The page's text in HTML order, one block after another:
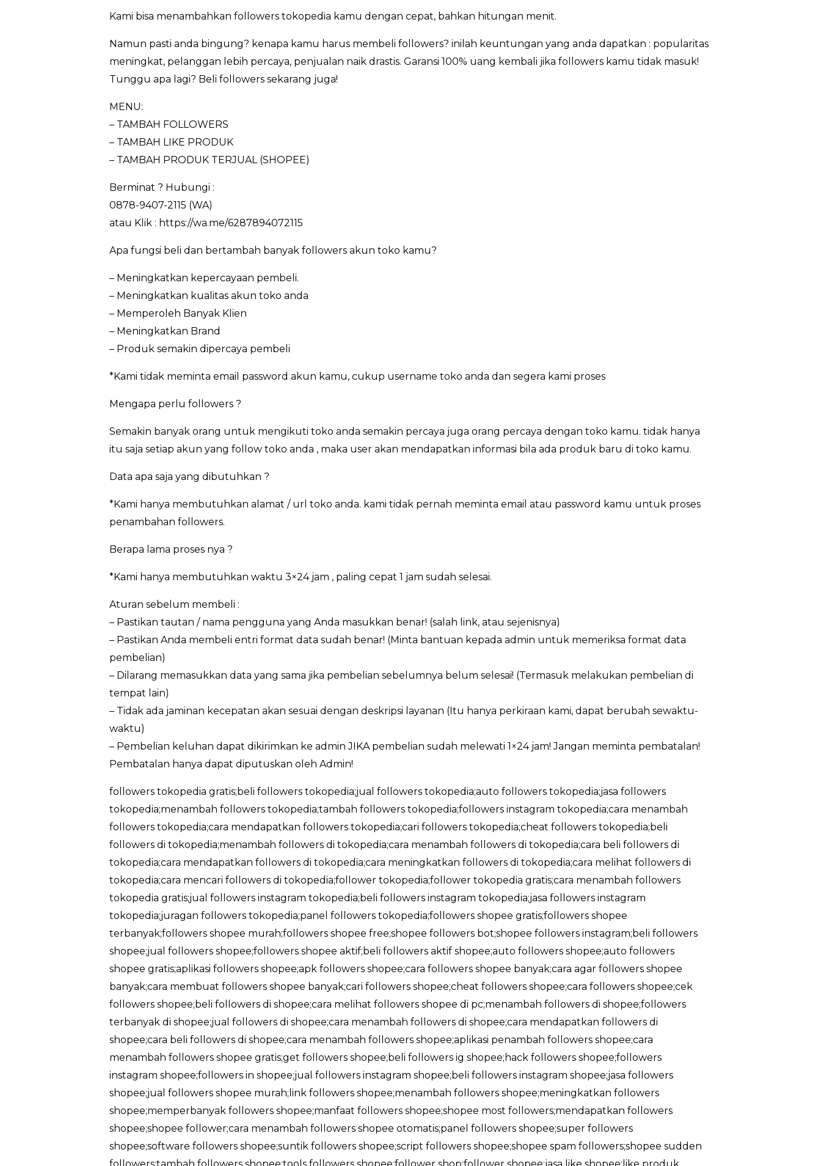
Kami bisa menambahkan followers tokopedia kamu dengan cepat, bahkan hitungan menit.
Namun pasti anda bingung? kenapa kamu harus membeli followers? inilah keuntungan yang anda dapatkan : popularitas
meningkat, pelanggan lebih percaya, penjualan naik drastis. Garansi 100% uang kembali jika followers kamu tidak masuk!
Tunggu apa lagi? Beli followers sekarang juga!
MENU:
– TAMBAH FOLLOWERS
– TAMBAH LIKE PRODUK
– TAMBAH PRODUK TERJUAL (SHOPEE)
Berminat ? Hubungi :
0878-9407-2115 (WA)
atau Klik : https://wa.me/6287894072115
Apa fungsi beli dan bertambah banyak followers akun toko kamu?
– Meningkatkan kepercayaan pembeli.
– Meningkatkan kualitas akun toko anda
– Memperoleh Banyak Klien
– Meningkatkan Brand
– Produk semakin dipercaya pembeli
*Kami tidak meminta email password akun kamu, cukup username toko anda dan segera kami proses
Mengapa perlu followers ?
Semakin banyak orang untuk mengikuti toko anda semakin percaya juga orang percaya dengan toko kamu. tidak hanya
itu saja setiap akun yang follow toko anda , maka user akan mendapatkan informasi bila ada produk baru di toko kamu.
Data apa saja yang dibutuhkan ?
*Kami hanya membutuhkan alamat / url toko anda. kami tidak pernah meminta email atau password kamu untuk proses
penambahan followers.
Berapa lama proses nya ?
*Kami hanya membutuhkan waktu 3×24 jam , paling cepat 1 jam sudah selesai.
Aturan sebelum membeli :
– Pastikan tautan / nama pengguna yang Anda masukkan benar! (salah link, atau sejenisnya)
– Pastikan Anda membeli entri format data sudah benar! (Minta bantuan kepada admin untuk memeriksa format data
pembelian)
– Dilarang memasukkan data yang sama jika pembelian sebelumnya belum selesai! (Termasuk melakukan pembelian di
tempat lain)
– Tidak ada jaminan kecepatan akan sesuai dengan deskripsi layanan (Itu hanya perkiraan kami, dapat berubah sewaktu-
waktu)
– Pembelian keluhan dapat dikirimkan ke admin JIKA pembelian sudah melewati 1×24 jam! Jangan meminta pembatalan!
Pembatalan hanya dapat diputuskan oleh Admin!
followers tokopedia gratis;beli followers tokopedia;jual followers tokopedia;auto followers tokopedia;jasa followers
tokopedia;menambah followers tokopedia;tambah followers tokopedia;followers instagram tokopedia;cara menambah
followers tokopedia;cara mendapatkan followers tokopedia;cari followers tokopedia;cheat followers tokopedia;beli
followers di tokopedia;menambah followers di tokopedia;cara menambah followers di tokopedia;cara beli followers di
tokopedia;cara mendapatkan followers di tokopedia;cara meningkatkan followers di tokopedia;cara melihat followers di
tokopedia;cara mencari followers di tokopedia;follower tokopedia;follower tokopedia gratis;cara menambah followers
tokopedia gratis;jual followers instagram tokopedia;beli followers instagram tokopedia;jasa followers instagram
tokopedia;juragan followers tokopedia;panel followers tokopedia;followers shopee gratis;followers shopee
terbanyak;followers shopee murah;followers shopee free;shopee followers bot;shopee followers instagram;beli followers
shopee;jual followers shopee;followers shopee aktif;beli followers aktif shopee;auto followers shopee;auto followers
shopee gratis;aplikasi followers shopee;apk followers shopee;cara followers shopee banyak;cara agar followers shopee
banyak;cara membuat followers shopee banyak;cari followers shopee;cheat followers shopee;cara followers shopee;cek
followers shopee;beli followers di shopee;cara melihat followers shopee di pc;menambah followers di shopee;followers
terbanyak di shopee;jual followers di shopee;cara menambah followers di shopee;cara mendapatkan followers di
shopee;cara beli followers di shopee;cara menambah followers shopee;aplikasi penambah followers shopee;cara
menambah followers shopee gratis;get followers shopee;beli followers ig shopee;hack followers shopee;followers
instagram shopee;followers in shopee;jual followers instagram shopee;beli followers instagram shopee;jasa followers
shopee;jual followers shopee murah;link followers shopee;menambah followers shopee;meningkatkan followers
shopee;memperbanyak followers shopee;manfaat followers shopee;shopee most followers;mendapatkan followers
shopee;shopee follower;cara menambah followers shopee otomatis;panel followers shopee;super followers
shopee;software followers shopee;suntik followers shopee;script followers shopee;shopee spam followers;shopee sudden
followers;tambah followers shopee;tools followers shopee;follower shop;follower shopee;jasa like shopee;like produk